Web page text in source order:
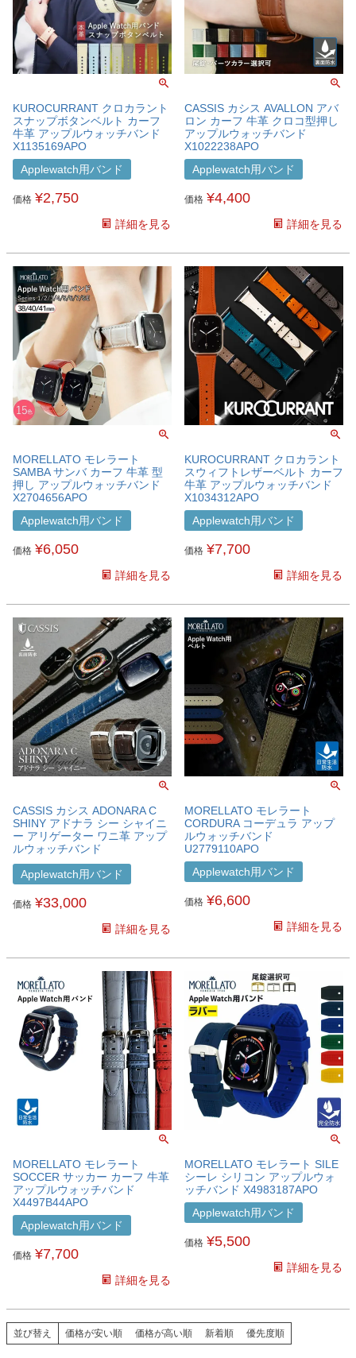
KUROCURRANT クロカラント
スナップボタンベルト カーフ
牛革 アップルウォッチバンド
X1135169APO
Applewatch用バンド
価格 ¥2,750
詳細を見る
CASSIS カシス AVALLON アバ
ロン カーフ 牛革 クロコ型押し
アップルウォッチバンド
X1022238APO
Applewatch用バンド
価格 ¥4,400
詳細を見る
MORELLATO モレラート
SAMBA サンバ カーフ 牛革 型
押し アップルウォッチバンド
X2704656APO
Applewatch用バンド
価格 ¥6,050
詳細を見る
KUROCURRANT クロカラント
スウィフトレザーベルト カーフ
牛革 アップルウォッチバンド
X1034312APO
Applewatch用バンド
価格 ¥7,700
詳細を見る
CASSIS カシス ADONARA C
SHINY アドナラ シー シャイニ
ー アリゲーター ワニ革 アップ
ルウォッチバンド
U0036B68APO
Applewatch用バンド
価格 ¥33,000
詳細を見る
MORELLATO モレラート
CORDURA コーデュラ アップ
ルウォッチバンド
U2779110APO
Applewatch用バンド
価格 ¥6,600
詳細を見る
MORELLATO モレラート
SOCCER サッカー カーフ 牛革
アップルウォッチバンド
X4497B44APO
Applewatch用バンド
価格 ¥7,700
詳細を見る
MORELLATO モレラート SILE
シーレ シリコン アップルウォ
ッチバンド X4983187APO
Applewatch用バンド
価格 ¥5,500
詳細を見る
並び替え 価格が安い順 価格が高い順 新着順 優先度順